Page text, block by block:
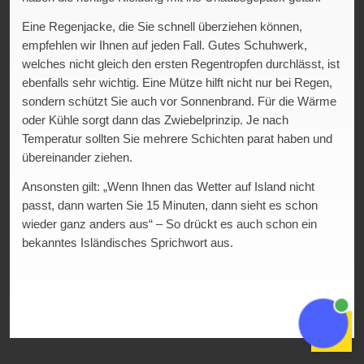
Wikingerzeit lebendig werden lässt. Der Osten Islands ist
deutlich weniger touristisch – und genau das macht ihn so
besonders. Übernachtet haben wir im Hotel 1001 Nott in
Egilsstaðir – eines meiner persönlichen Highlights:
großzügige Zimmer mit Panoramablick, eigenem Eingang
und allen Annehmlichkeiten. Perfekt für entspannte Abende
nach langen Fahrtagen. Endlich konnte ich mir ein eigenes
Bild von dieser außergewöhnlichen Unterkunft machen! Auf
am Stuðlagil Canyon. Der Stuðlagil Canyon beeindruckt mit
geometrisch perfekten Basaltsäulen und – je nach
Wasserstand – türkisfarbenem Fluss. Bei uns war der Fluss
eher weniger türkis. Wenn man möchte, kann man den
beeindruckende Schlucht. Gäste, die Studlagil erkunden
Wetterbedingungen und die Situation im Canyon informieren.
Eine Regenjacke, die Sie schnell überziehen können,
empfehlen wir Ihnen auf jeden Fall. Gutes Schuhwerk,
welches nicht gleich den ersten Regentropfen durchlässt, ist
ebenfalls sehr wichtig. Eine Mütze hilft nicht nur bei Regen,
sondern schützt Sie auch vor Sonnenbrand. Für die Wärme
oder Kühle sorgt dann das Zwiebelprinzip. Je nach
Temperatur sollten Sie mehrere Schichten parat haben und
übereinander ziehen.
Ansonsten gilt: „Wenn Ihnen das Wetter auf Island nicht
passt, dann warten Sie 15 Minuten, dann sieht es schon
wieder ganz anders aus“ – So drückt es auch schon ein
bekanntes Isländisches Sprichwort aus.